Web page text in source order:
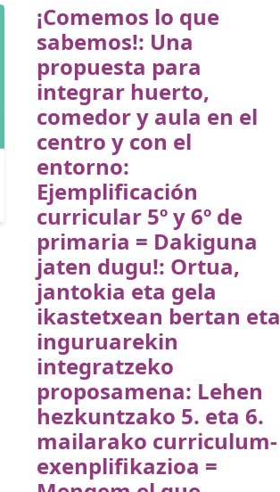
¡Comemos lo que
sabemos!: Una
propuesta para
integrar huerto,
comedor y aula en el
centro y con el
entorno:
Ejemplificación
curricular 5º y 6º de
primaria = Dakiguna
jaten dugu!: Ortua,
jantokia eta gela
ikastetxean bertan eta
inguruarekin
integratzeko
proposamena: Lehen
hezkuntzako 5. eta 6.
mailarako curriculum-
exenplifikazioa =